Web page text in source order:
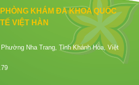
PHÒNG KHÁM ĐA KHOA QUỐC
TẾ VIỆT HÀN
Nha Trang, Tỉnh Khánh Hòa, Việt